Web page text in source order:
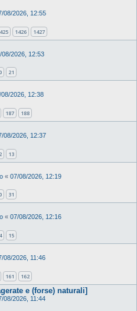
08/2026, 12:55
1426 1427
08/2026, 12:53
21
08/2026, 12:38
187 188
08/2026, 12:37
13
« 07/08/2026, 12:19
31
« 07/08/2026, 12:16
15
08/2026, 11:46
161 162
e (forse) naturali]
08/2026, 11:44